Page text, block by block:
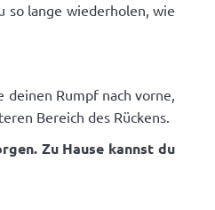
so lange wiederholen, wie
deinen Rumpf nach vorne,
Bereich des Rückens.
Zu Hause kannst du